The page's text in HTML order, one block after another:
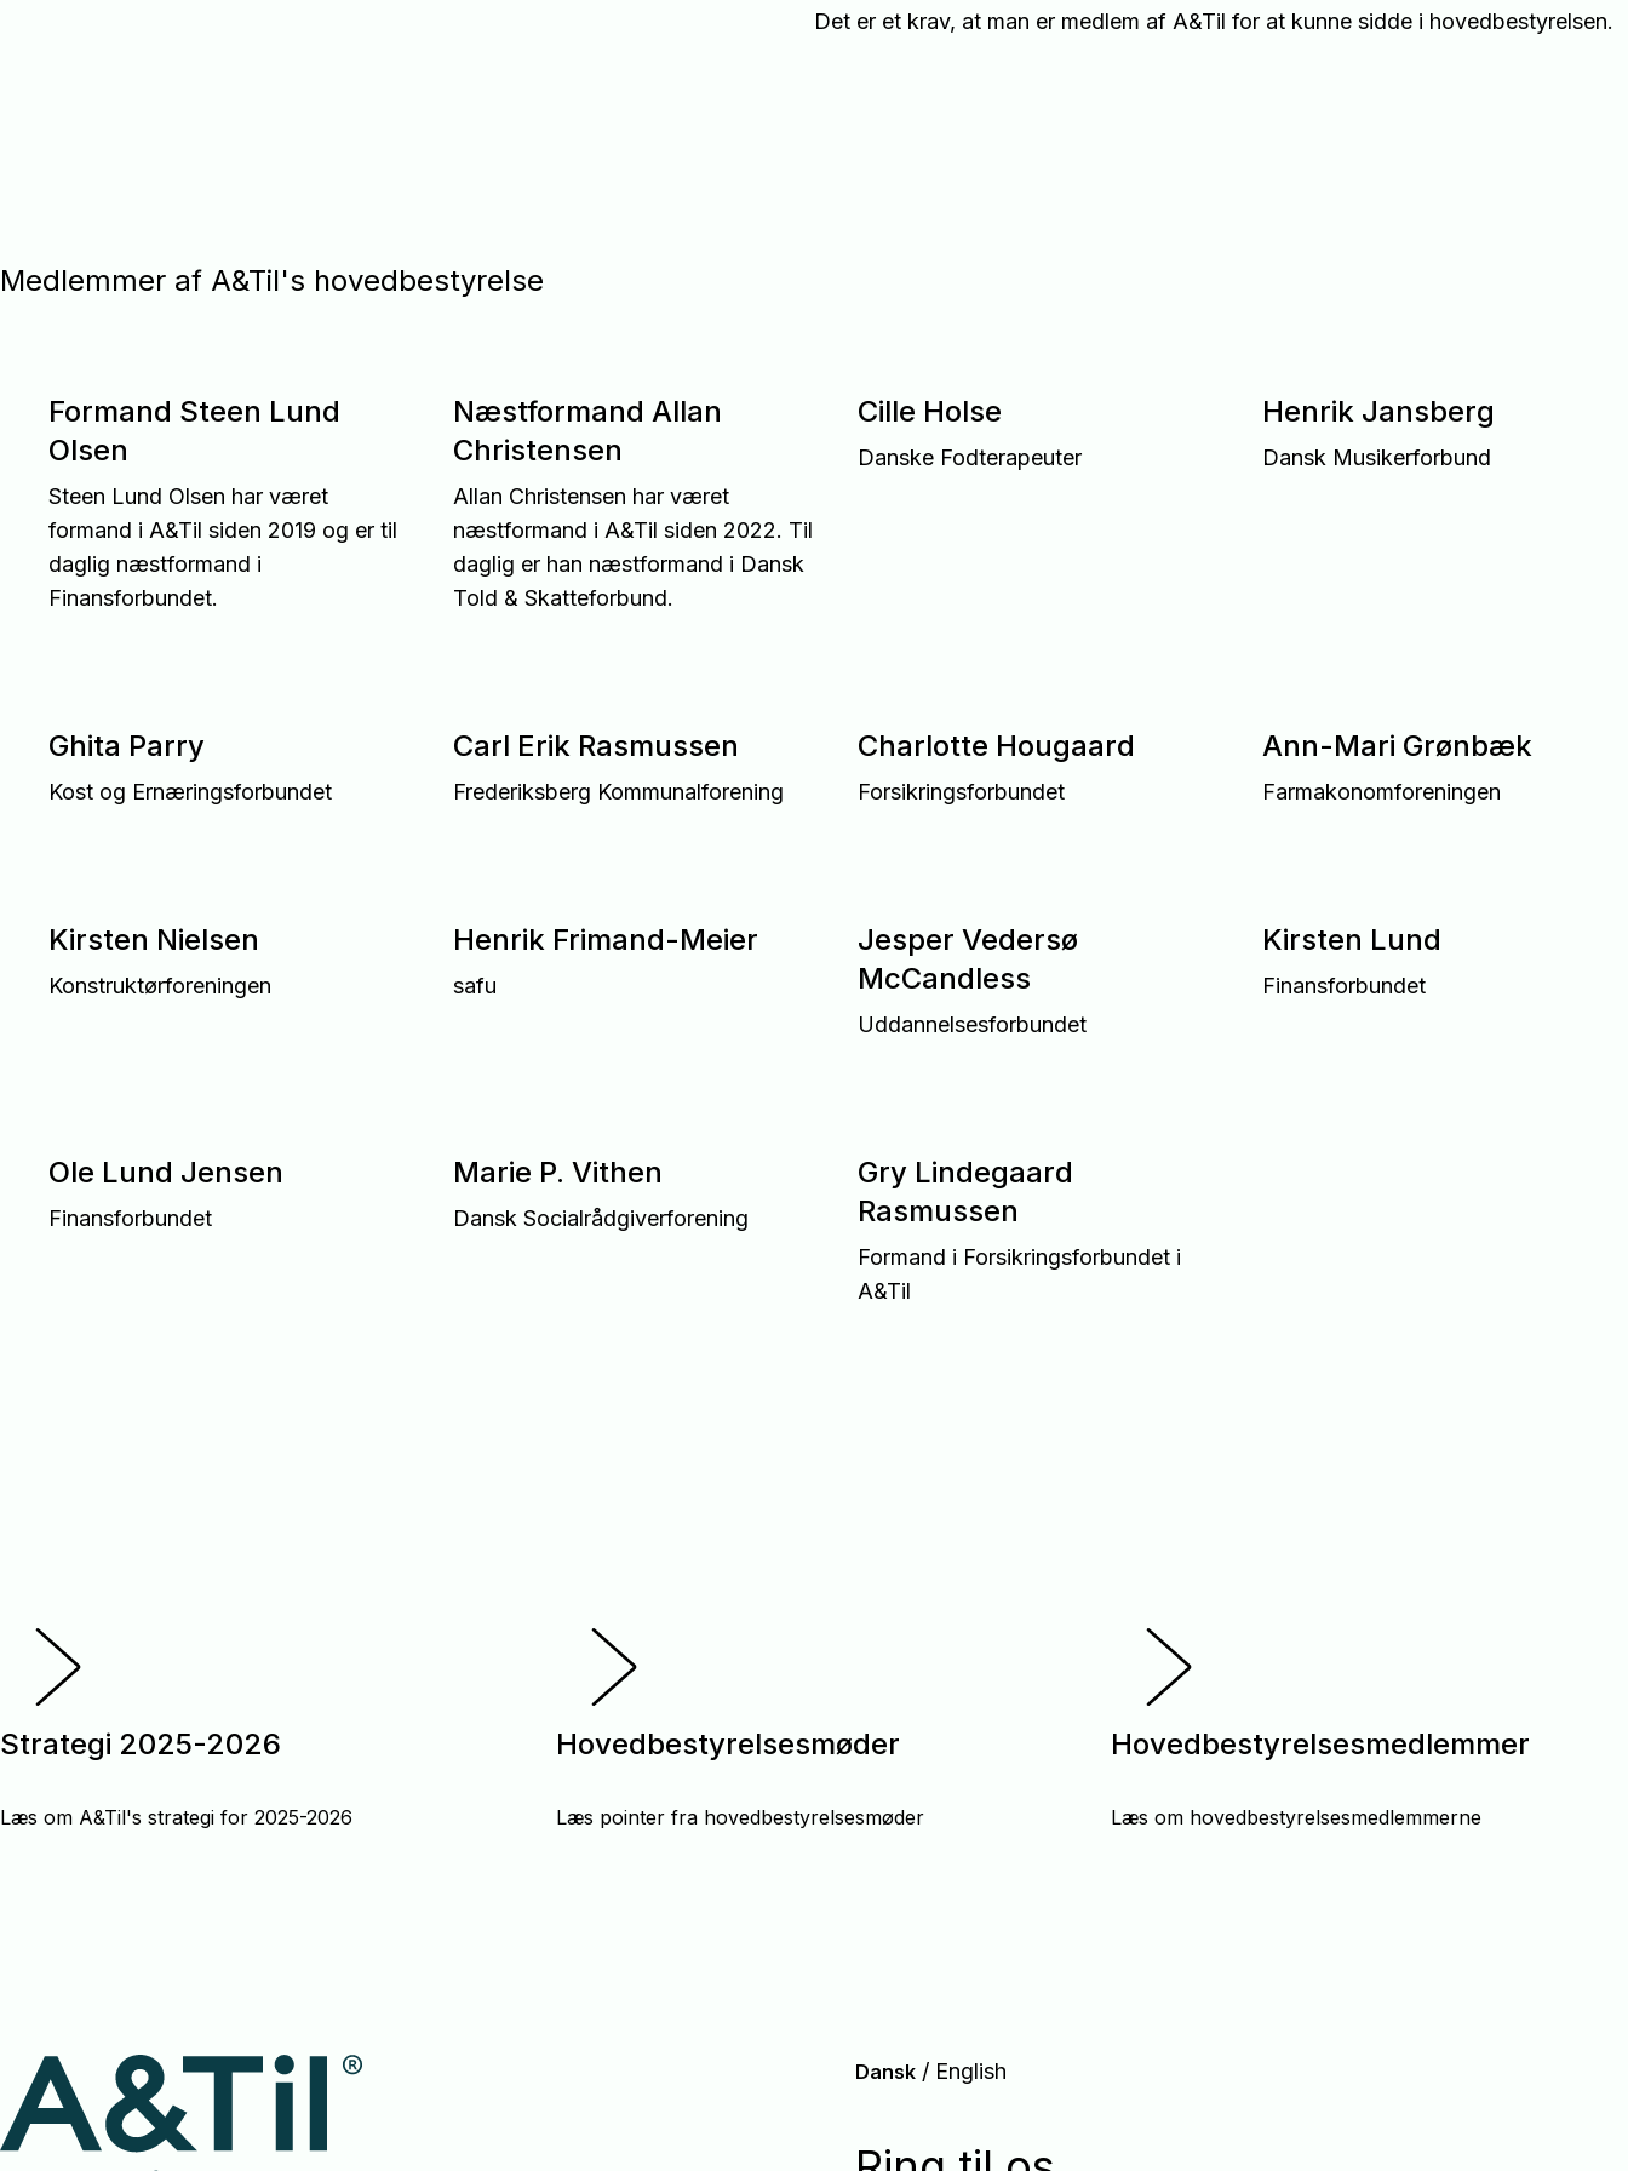
Det er et krav, at man er medlem af A&Til for at kunne sidde i hovedbestyrelsen.
Medlemmer af A&Til's hovedbestyrelse
Formand Steen Lund
Olsen
Steen Lund Olsen har været
formand i A&Til siden 2019 og er til
daglig næstformand i
Finansforbundet.
Næstformand Allan
Christensen
Allan Christensen har været
næstformand i A&Til siden 2022. Til
daglig er han næstformand i Dansk
Told & Skatteforbund.
Cille Holse
Danske Fodterapeuter
Henrik Jansberg
Dansk Musikerforbund
Ghita Parry
Kost og Ernæringsforbundet
Carl Erik Rasmussen
Frederiksberg Kommunalforening
Charlotte Hougaard
Forsikringsforbundet
Ann-Mari Grønbæk
Farmakonomforeningen
Kirsten Nielsen
Konstruktørforeningen
Henrik Frimand-Meier
safu
Jesper Vedersø
McCandless
Uddannelsesforbundet
Kirsten Lund
Finansforbundet
Ole Lund Jensen
Finansforbundet
Marie P. Vithen
Dansk Socialrådgiverforening
Gry Lindegaard
Rasmussen
Formand i Forsikringsforbundet i
A&Til
Strategi 2025-2026
Læs om A&Til's strategi for 2025-2026
Hovedbestyrelsesmøder
Læs pointer fra hovedbestyrelsesmøder
Hovedbestyrelsesmedlemmer
Læs om hovedbestyrelsesmedlemmerne
Dansk / English